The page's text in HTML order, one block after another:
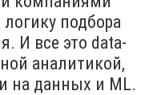
подбора
И все это data-
аналитикой,
на данных и ML.